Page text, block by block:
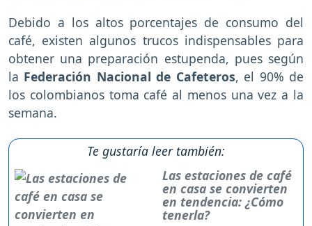
Debido a los altos porcentajes de consumo del
café, existen algunos trucos indispensables para
obtener una preparación estupenda, pues según
la Federación Nacional de Cafeteros, el 90% de
los colombianos toma café al menos una vez a la
semana.
Te gustaría leer también:
Las estaciones de café
en casa se convierten
en tendencia: ¿Cómo
tenerla?